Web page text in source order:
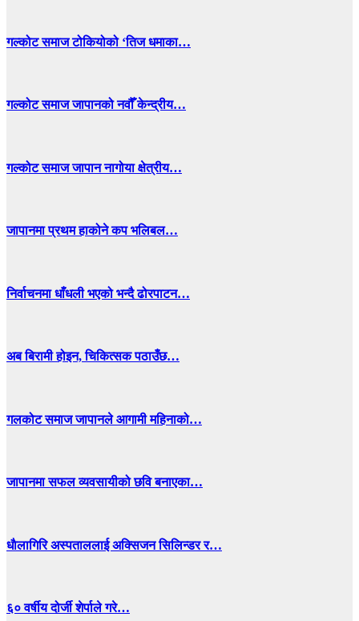
गल्कोट समाज टोकियोको ‘तिज धमाका…
गल्कोट समाज जापानको नवौँ केन्द्रीय…
गल्कोट समाज जापान नागोया क्षेत्रीय…
जापानमा प्रथम हाकोने कप भलिबल…
निर्वाचनमा धाँधली भएको भन्दै ढोरपाटन…
अब बिरामी होइन, चिकित्सक पठाउँछ…
गलकोट समाज जापानले आगामी महिनाको…
जापानमा सफल व्यवसायीको छवि बनाएका…
धाैलागिरि अस्पताललाई अक्सिजन सिलिन्डर र…
६० वर्षीय दोर्जी शेर्पाले गरे…